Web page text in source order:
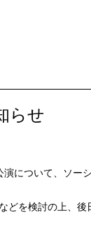
らせ
演について、ソー
どを検討の上、後